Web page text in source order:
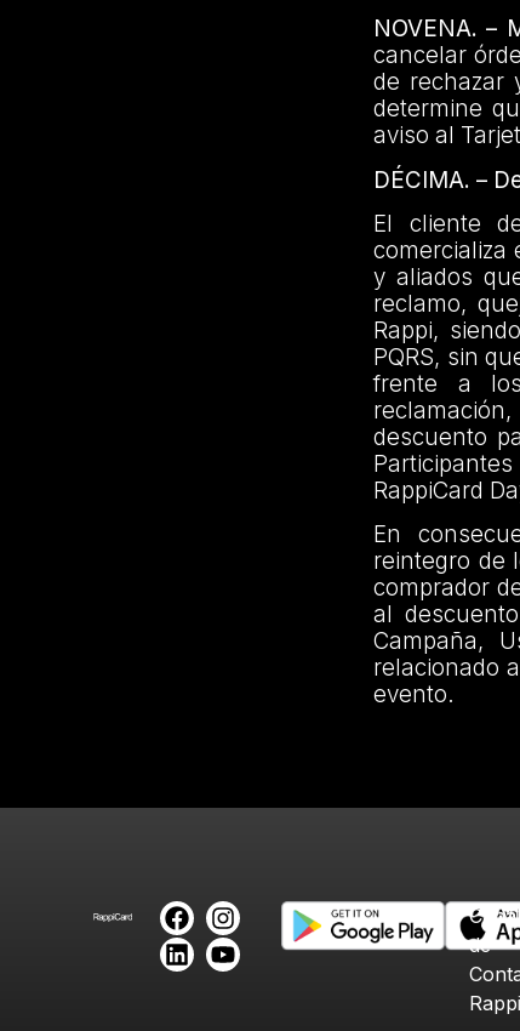
NOVENA. –
cancelar
de rechazar
determine
aviso al
DÉCIMA. –
El cliente
comercializa
y aliados
reclamo,
Rappi,
PQRS, sin
frente a
descuento
RappiCard
En
reintegro de
comprador
al
Campaña,
relacionado
evento.
de